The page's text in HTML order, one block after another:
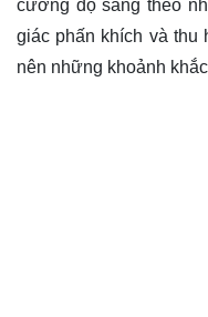
cường độ sáng theo
giác phấn khích và thu
nên những khoảnh